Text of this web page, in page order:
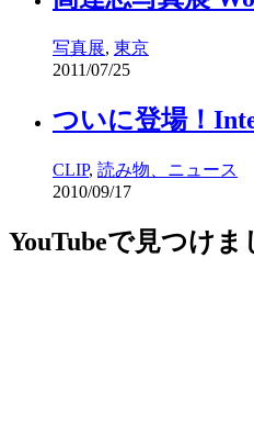
写真展, 東京
2011/07/25
ついに登場！
CLIP, 読み物、ニュース
2010/09/17
YouTubeで見つけま